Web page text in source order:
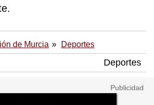
de Murcia Deportes
Deportes